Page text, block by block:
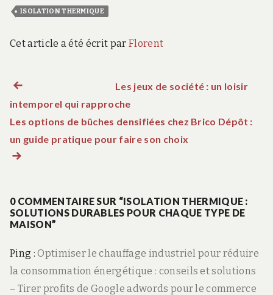
ISOLATION THERMIQUE
Cet article a été écrit par Florent
N
a
v
g
a
t
Les jeux de société : un loisir
intemporel qui rapproche
Les options de bûches densifiées chez Brico Dépôt :
un guide pratique pour faire son choixArticle suivant :
0 COMMENTAIRE SUR “ISOLATION THERMIQUE :
SOLUTIONS DURABLES POUR CHAQUE TYPE DE
MAISON”
Ping :Optimiser le chauffage industriel pour réduire
la consommation énergétique : conseils et solutions
– Tirer profits de Google adwords pour le commerce